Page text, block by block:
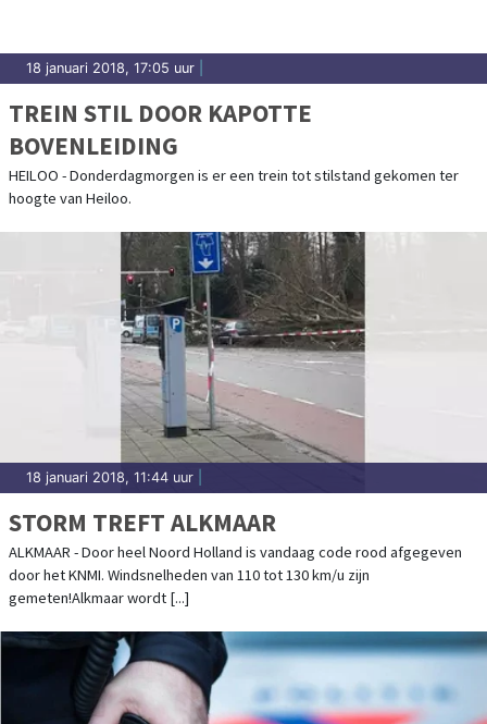
18 januari 2018, 17:05 uur
TREIN STIL DOOR KAPOTTE
BOVENLEIDING
HEILOO - Donderdagmorgen is er een trein tot stilstand gekomen ter
hoogte van Heiloo.
18 januari 2018, 11:44 uur
STORM TREFT ALKMAAR
ALKMAAR - Door heel Noord Holland is vandaag code rood afgegeven
door het KNMI. Windsnelheden van 110 tot 130 km/u zijn
gemeten!Alkmaar wordt [...]